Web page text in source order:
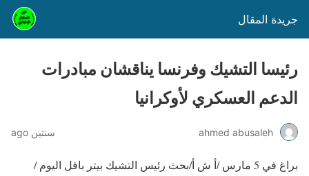
جريدة المقال
رئيسا التشيك وفرنسا يناقشان مبادرات
الدعم العسكري لأوكرانيا
ahmed abusaleh سنتين ago
براغ في 5 مارس /أ ش أ/بحث رئيس التشيك بيتر بافل اليوم /